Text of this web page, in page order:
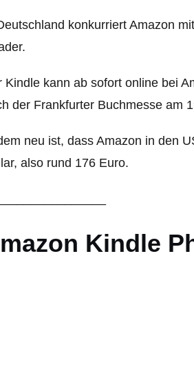
konkurriert Amazon
Kindle kann ab sofort online bei
der Frankfurter Buchmesse am
neu ist, dass Amazon in den
also rund 176 Euro.
Kindle